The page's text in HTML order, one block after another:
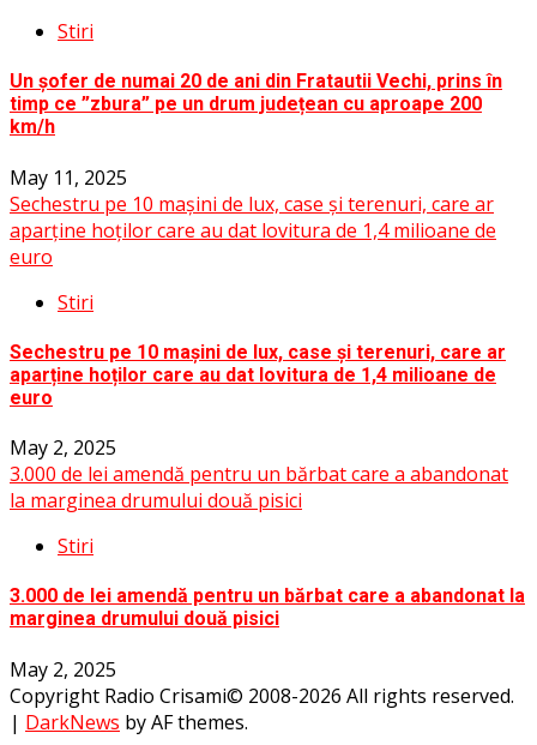
Stiri
Un șofer de numai 20 de ani din Fratautii Vechi, prins în
timp ce ”zbura” pe un drum județean cu aproape 200
km/h
May 11, 2025
Sechestru pe 10 mașini de lux, case și terenuri, care ar
aparține hoților care au dat lovitura de 1,4 milioane de
euro
Stiri
Sechestru pe 10 mașini de lux, case și terenuri, care ar
aparține hoților care au dat lovitura de 1,4 milioane de
euro
May 2, 2025
3.000 de lei amendă pentru un bărbat care a abandonat
la marginea drumului două pisici
Stiri
3.000 de lei amendă pentru un bărbat care a abandonat la
marginea drumului două pisici
May 2, 2025
Copyright Radio Crisami© 2008-2026 All rights reserved.
| DarkNews by AF themes.